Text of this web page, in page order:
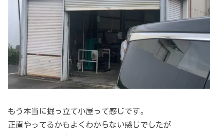
もう本当に掘っ立て小屋って感じです。
正直やってるかもよくわからない感じでしたが